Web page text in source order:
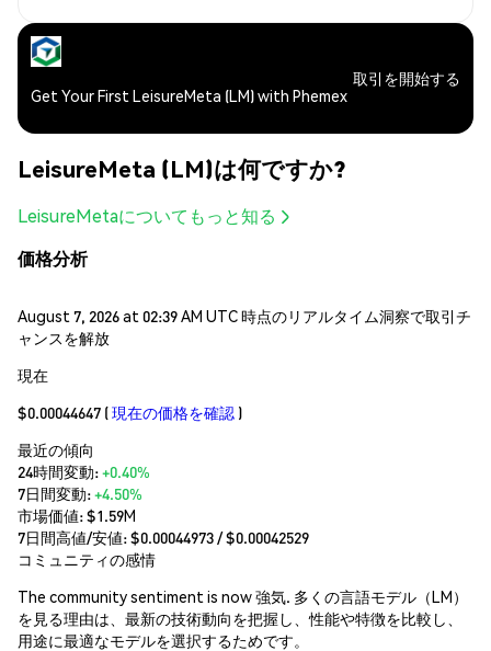
Get Your First LeisureMeta (LM) with Phemex
取引を開始する
LeisureMeta (LM)は何ですか?
LeisureMetaについてもっと知る
価格分析
August 7, 2026 at 02:39 AM UTC 時点のリアルタイム洞察で取引チ
ャンスを解放
現在
$0.00044647 (現在の価格を確認 )
最近の傾向
24時間変動:+0.40%
7日間変動:+4.50%
市場価値:$1.59M
7日間高値/安値: $0.00044973/ $0.00042529
コミュニティの感情
The community sentiment is now 強気. 多くの言語モデル（LM）
を見る理由は、最新の技術動向を把握し、性能や特徴を比較し、
用途に最適なモデルを選択するためです。